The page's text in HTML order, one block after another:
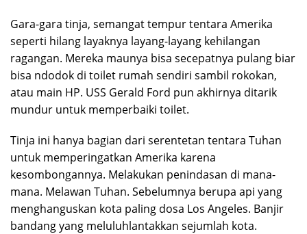
Gara-gara tinja, semangat tempur tentara Amerika
seperti hilang layaknya layang-layang kehilangan
ragangan. Mereka maunya bisa secepatnya pulang biar
bisa ndodok di toilet rumah sendiri sambil rokokan,
atau main HP. USS Gerald Ford pun akhirnya ditarik
mundur untuk memperbaiki toilet.
Tinja ini hanya bagian dari serentetan tentara Tuhan
untuk memperingatkan Amerika karena
kesombongannya. Melakukan penindasan di mana-
mana. Melawan Tuhan. Sebelumnya berupa api yang
menghanguskan kota paling dosa Los Angeles. Banjir
bandang yang meluluhlantakkan sejumlah kota.